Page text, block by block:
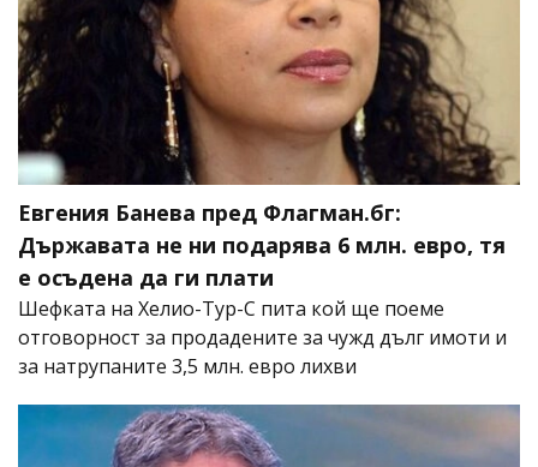
Евгения Банева пред Флагман.бг:
Държавата не ни подарява 6 млн. евро, тя
е осъдена да ги плати
Шефката на Хелио-Тур-С пита кой ще поеме
отговорност за продадените за чужд дълг имоти и
за натрупаните 3,5 млн. евро лихви